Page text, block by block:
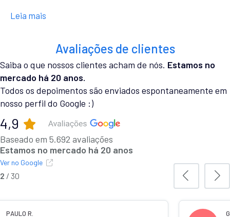
Leia mais
Avaliações de clientes
Saiba o que nossos clientes acham de nós. Estamos no
mercado há 20 anos.
Todos os depoimentos são enviados espontaneamente em
nosso perfil do Google :)
4,9
Baseado em 5.692 avaliações
Estamos no mercado há 20 anos
Ver no Google
PAULO R.
2 / 30